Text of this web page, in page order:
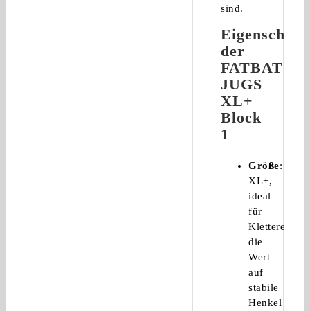
sind.
der
FATBAT
JUGS
XL+
Block
1
Größe:
XL+,
ideal
für
Kletterer,
die
Wert
auf
stabile
Henkel